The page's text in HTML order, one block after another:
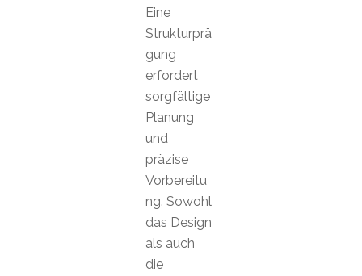
Eine
Strukturprä
gung
erfordert
sorgfältige
Planung
und
präzise
Vorbereitu
ng. Sowohl
das Design
als auch
die